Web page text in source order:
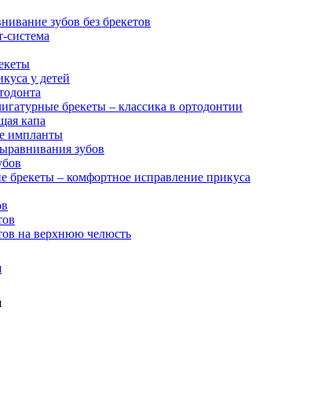
зубов без брекетов
система
у детей
брекеты – классика в ортодонтии
капа
импланты
зубов
– комфортное исправление прикуса
на верхнюю челюсть